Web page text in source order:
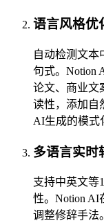
语言风格优
自动检测文本
句式。Notion
论文、商业文
读性，添加自
AI生成的模式
多语言实时
支持中英文等
性。Notion AI
调整修辞手法